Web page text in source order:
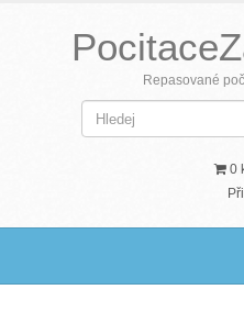
Repasované
0